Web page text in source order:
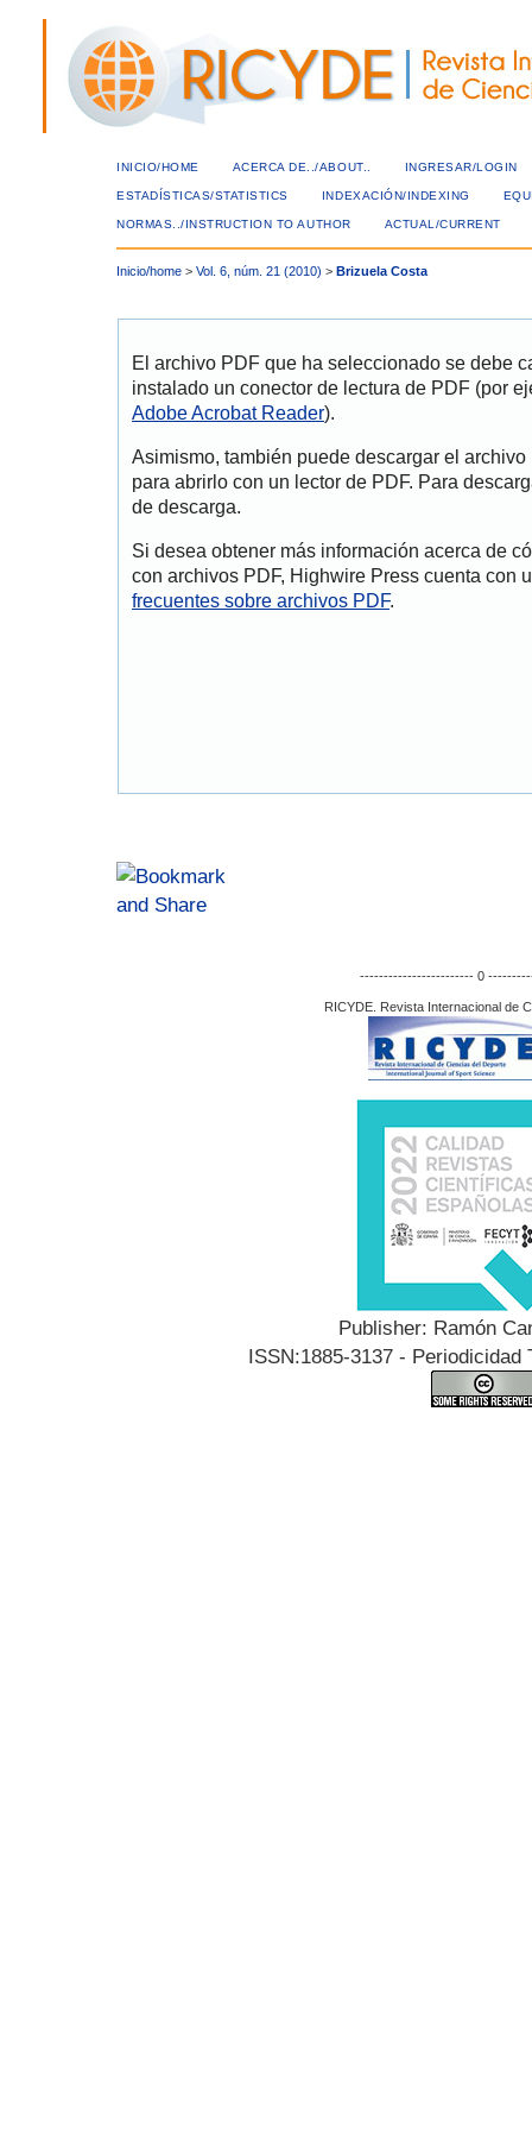
INICIO/HOME ACERCA DE../ABOUT.. INGRESAR/LOGIN
ESTADÍSTICAS/STATISTICS INDEXACIÓN/INDEXING
NORMAS../INSTRUCTION TO AUTHOR ACTUAL/CURRENT
Inicio/home > Vol. 6, núm. 21 (2010) > Brizuela Costa
El archivo PDF que ha seleccionado se debe
instalado un conector de lectura de PDF (por
Adobe Acrobat Reader).
Asimismo, también puede descargar el
para abrirlo con un lector de PDF. Para
de descarga.
Si desea obtener más información acerca de
con archivos PDF, Highwire Press cuenta con
frecuentes sobre archivos PDF.
------------------------ 0
RICYDE. Revista Internacional de
Publisher: Ramón
ISSN:1885-3137 -